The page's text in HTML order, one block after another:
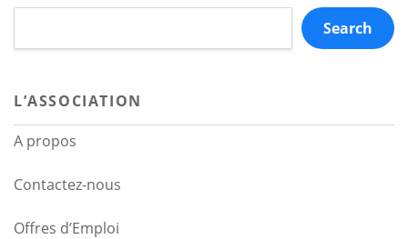
Search
L’ASSOCIATION
A propos
Contactez-nous
Offres d’Emploi